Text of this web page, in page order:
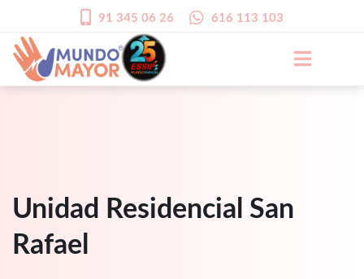
91 345 06 26 616 113 103
Unidad Residencial San
Rafael